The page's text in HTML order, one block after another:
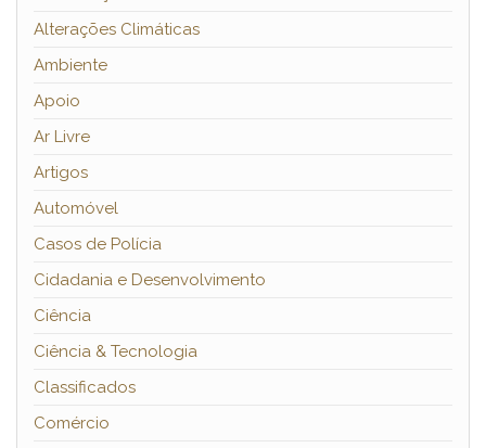
Alterações Climáticas
Ambiente
Apoio
Ar Livre
Artigos
Automóvel
Casos de Polícia
Cidadania e Desenvolvimento
Ciência
Ciência & Tecnologia
Classificados
Comércio